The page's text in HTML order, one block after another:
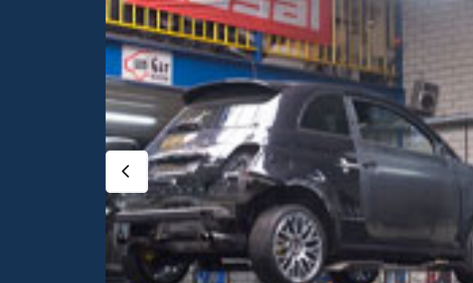
Een familiebedrijf sinds 1987
Heeft u vragen of heeft u interesse in onze voertuigen of
diensten?
Neem gerust contact met ons op.
Neem contact op